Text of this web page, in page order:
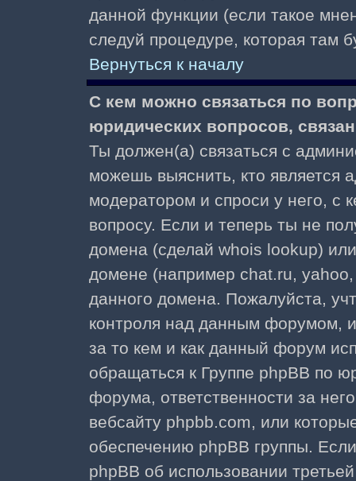
данной функции (если такое
следуй процедуре, которая там
Вернуться к началу
С кем можно связаться по
юридических вопросов,
Ты должен(а) связаться с
можешь выяснить, кто является
модератором и спроси у него, с
вопросу. Если и теперь ты не
домена (сделай whois lookup)
домене (например chat.ru,
данного домена. Пожалуйста,
контроля над данным форумом,
за то кем и как данный форум
обращаться к Группе phpBB по
форума, ответственности за
вебсайту phpbb.com, или
обеспечению phpBB группы.
phpBB об использовании